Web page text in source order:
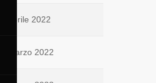
01 Aprile 2022
27 Marzo 2022